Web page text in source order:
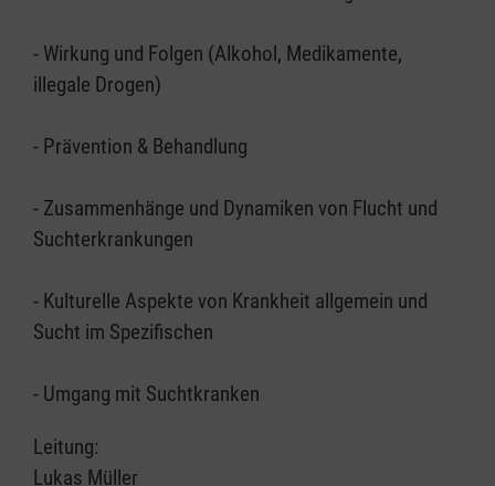
- Wirkung und Folgen (Alkohol, Medikamente,
illegale Drogen)
- Prävention & Behandlung
- Zusammenhänge und Dynamiken von Flucht und
Suchterkrankungen
- Kulturelle Aspekte von Krankheit allgemein und
Sucht im Spezifischen
- Umgang mit Suchtkranken
Leitung:
Lukas Müller